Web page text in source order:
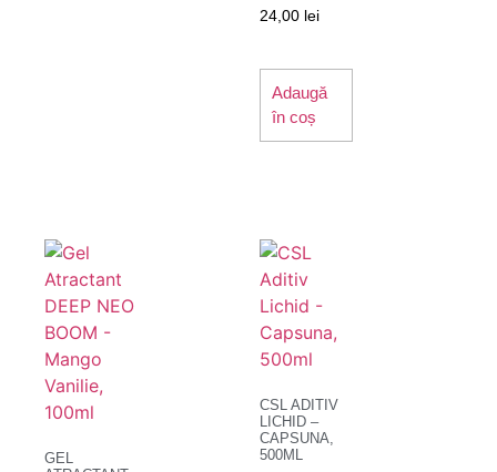
24,00 lei
Adaugă
în coș
GEL
CSL ADITIV
LICHID –
CAPSUNA,
500ML